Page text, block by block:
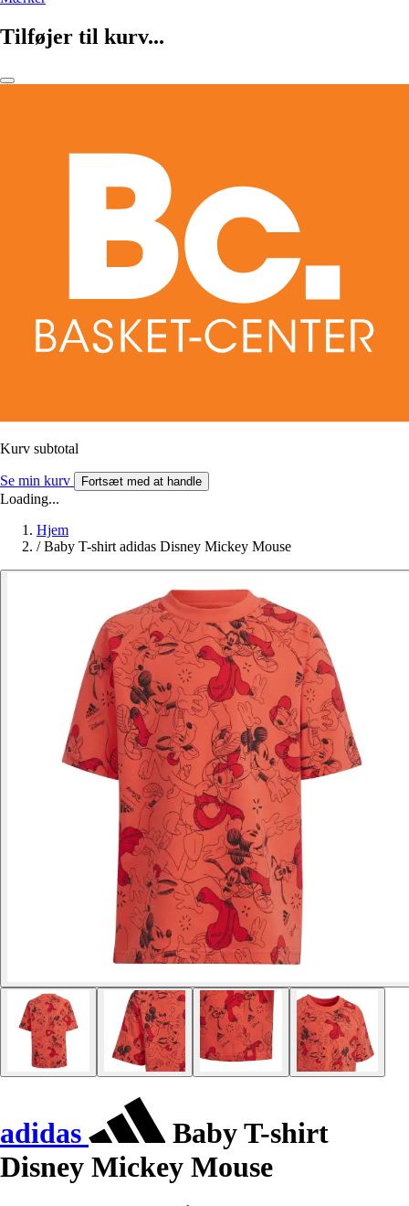
Tilføjer til kurv...
Kurv subtotal
Se min kurv Fortsæt med at handle
Loading...
Hjem
/ Baby T-shirt adidas Disney Mickey Mouse
adidas
Baby T-shirt
Disney Mickey Mouse